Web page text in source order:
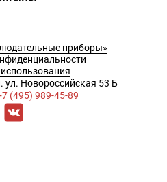
приборы»
ул. Новороссийская 53 Б
(495) 989-45-89